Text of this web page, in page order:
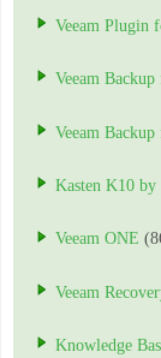
Veeam Plugin
Veeam
Veeam
Kasten K10 by
Veeam ONE
Veeam
Knowledge